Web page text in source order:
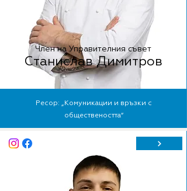
Член на Управителния съвет
Станислав Димитров
Ресор: „Комуникации и връзки с
обществеността“